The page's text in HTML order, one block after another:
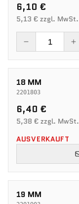
6,10 €
5,13 € zzgl. MwSt.
18 MM
2201803
6,40 €
5,38 € zzgl. MwSt.
AUSVERKAUFT
19 MM